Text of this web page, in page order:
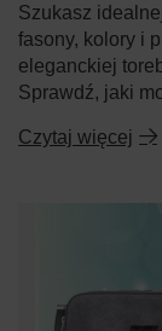
Szukasz
fasony, kolory i
eleganckiej
Sprawdź, jaki
Czytaj więcej